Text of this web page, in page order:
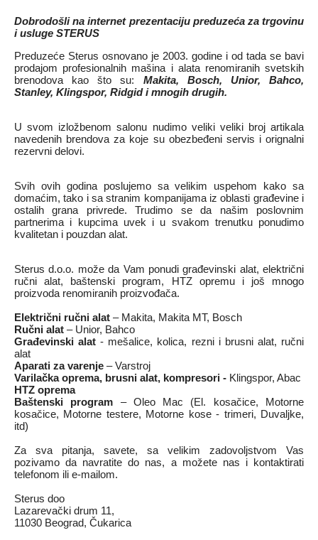
Dobrodošli na internet prezentaciju preduzeća za trgovinu
i usluge STERUS
Preduzeće Sterus osnovano je 2003. godine i od tada se bavi
prodajom profesionalnih mašina i alata renomiranih svetskih
brenodova kao što su: Makita, Bosch, Unior, Bahco,
Stanley, Klingspor, Ridgid i mnogih drugih.
U svom izložbenom salonu nudimo veliki veliki broj artikala
navedenih brendova za koje su obezbeđeni servis i orignalni
rezervni delovi.
Svih ovih godina poslujemo sa velikim uspehom kako sa
domaćim, tako i sa stranim kompanijama iz oblasti građevine i
ostalih grana privrede. Trudimo se da našim poslovnim
partnerima i kupcima uvek i u svakom trenutku ponudimo
kvalitetan i pouzdan alat.
Sterus d.o.o. može da Vam ponudi građevinski alat, električni
ručni alat, baštenski program, HTZ opremu i još mnogo
proizvoda renomiranih proizvođača.
Električni ručni alat – Makita, Makita MT, Bosch
Ručni alat – Unior, Bahco
Građevinski alat - mešalice, kolica, rezni i brusni alat, ručni
alat
Aparati za varenje – Varstroj
Varilačka oprema, brusni alat, kompresori - Klingspor, Abac
HTZ oprema
Baštenski program – Oleo Mac (El. kosačice, Motorne
kosačice, Motorne testere, Motorne kose - trimeri, Duvaljke,
itd)
Za sva pitanja, savete, sa velikim zadovoljstvom Vas
pozivamo da navratite do nas, a možete nas i kontaktirati
telefonom ili e-mailom.
Sterus doo
Lazarevački drum 11,
11030 Beograd, Čukarica